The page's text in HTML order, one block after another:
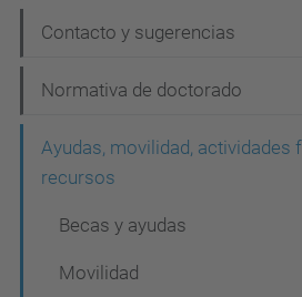
i
ó
Contacto y sugerencias
Normativa de doctorado
Ayudas, movilidad, actividades
recursos
Becas y ayudas
Movilidad